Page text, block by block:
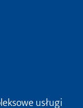
usługi